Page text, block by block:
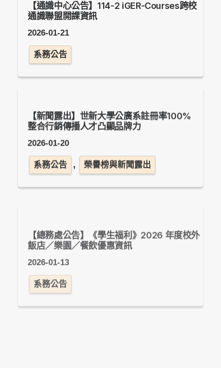
【通識中心公告】114-2 iGER-Courses跨校
通識聯盟開課資訊
2026-01-21
系務公告
【新聞露出】世新大學公廣系註冊率100%
整合行銷傳播人才凸顯品牌力
2026-01-20
系務公告 榮譽榜與新聞露出
飯店／樂園／餐飲優惠資訊
2026-01-13
系務公告